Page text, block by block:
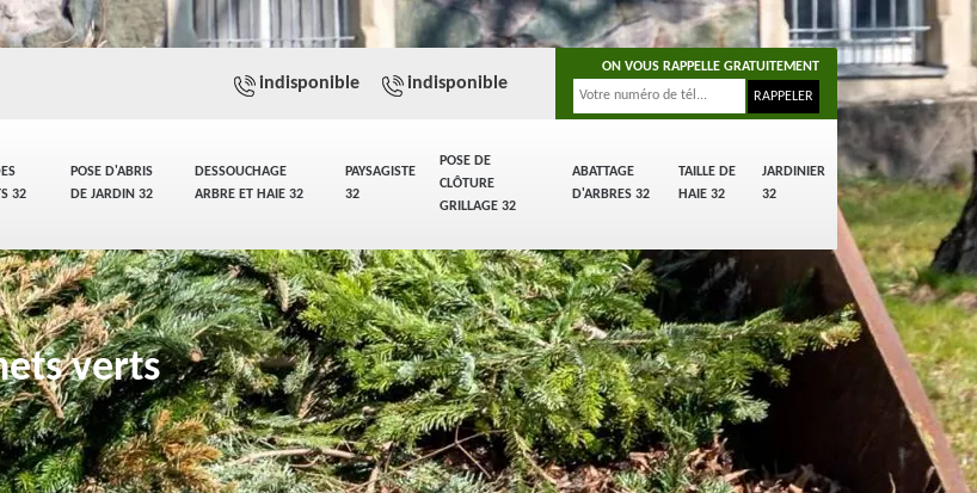
32
POSE D'ABRIS
DE JARDIN 32
DESSOUCHAGE
ARBRE ET HAIE 32
PAYSAGISTE
32
POSE DE
CLÔTURE
GRILLAGE 32
ABATTAGE
D'ARBRES 32
TAILLE DE
HAIE 32
JARDINIER
32
indisponible indisponible
ON VOUS RAPPELLE GRATUITEMENT
verts